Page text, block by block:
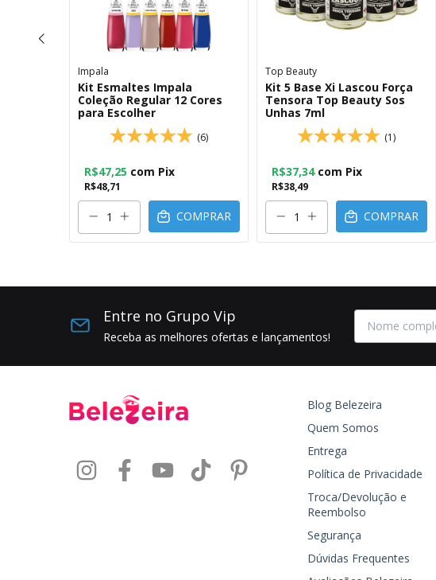
Impala
Kit Esmaltes Impala
Coleção Regular 12 Cores
para Escolher
(6)
R$48,71
R$47,25 com Pix
COMPRAR
Top Beauty
Kit 5 Base Xi Lascou Força
Tensora Top Beauty Sos
Unhas 7ml
(1)
R$38,49
R$37,34 com Pix
COMPRAR
Entre no Grupo Vip
Receba as melhores ofertas e lançamentos!
Blog Belezeira
Quem Somos
Entrega
Política de Privacidade
Troca/Devolução e
Reembolso
Segurança
Dúvidas Frequentes